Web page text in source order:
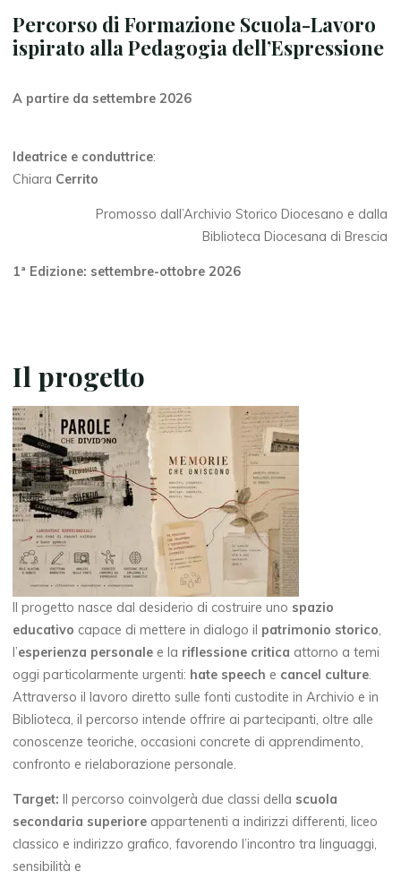
Percorso di Formazione Scuola-Lavoro
ispirato alla Pedagogia dell’Espressione
A partire da settembre 2026
Ideatrice e conduttrice:
Chiara Cerrito
Promosso dall’Archivio Storico Diocesano e dalla
Biblioteca Diocesana di Brescia
1ª Edizione: settembre-ottobre 2026
Il progetto
Il progetto nasce dal desiderio di costruire uno spazio
educativo capace di mettere in dialogo il patrimonio storico
l’esperienza personale e la riflessione critica attorno a temi
oggi particolarmente urgenti: hate speech e cancel culture
Attraverso il lavoro diretto sulle fonti custodite in Archivio e in
Biblioteca, il percorso intende offrire ai partecipanti, oltre alle
conoscenze teoriche, occasioni concrete di apprendimento,
confronto e rielaborazione personale.
Target:Il percorso coinvolgerà due classi della scuola
secondaria superiore appartenenti a indirizzi differenti, liceo
classico e indirizzo grafico, favorendo l’incontro tra linguaggi,
sensibilità e